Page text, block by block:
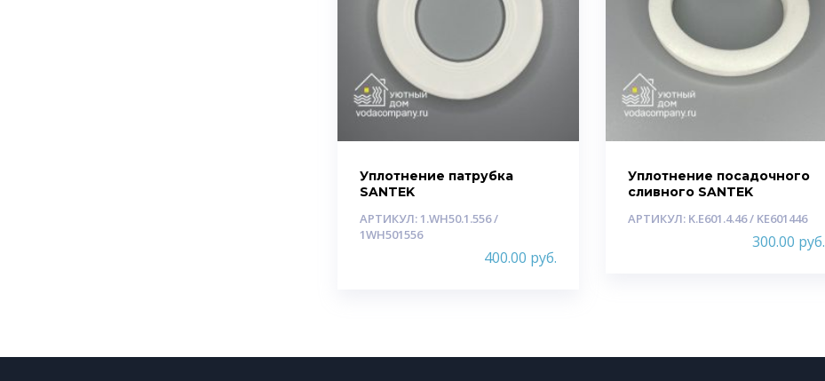
Уплотнение патрубка
SANTEK
АРТИКУЛ: 1.WH50.1.556 /
1WH501556
400.00 руб.
Уплотнение посадочного
сливного SANTEK
АРТИКУЛ: K.E601.4.46 / KE601446
300.00 руб.